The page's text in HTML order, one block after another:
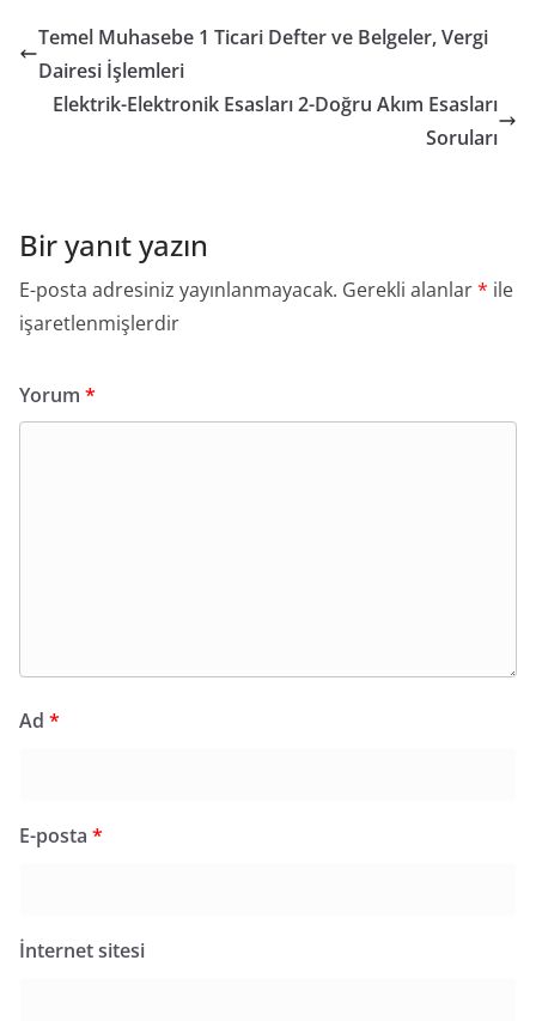
Temel Muhasebe 1 Ticari Defter ve Belgeler, Vergi
Dairesi İşlemleri
Elektrik-Elektronik Esasları 2-Doğru Akım Esasları
Soruları
Bir yanıt yazın
E-posta adresiniz yayınlanmayacak. Gerekli alanlar* ile
işaretlenmişlerdir
Yorum *
Ad *
E-posta *
İnternet sitesi